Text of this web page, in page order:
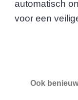
automatisch
voor een
Ook